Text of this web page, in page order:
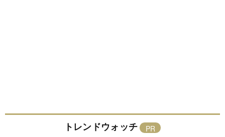
トレンドウォッチ